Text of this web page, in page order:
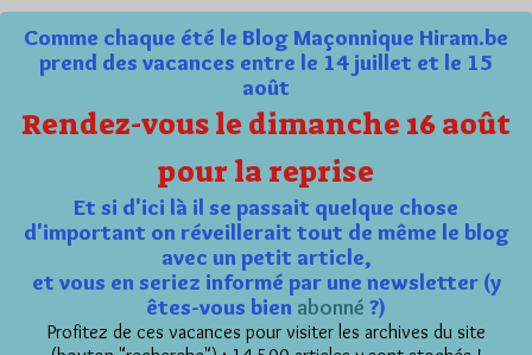
Comme chaque été le Blog Maçonnique Hiram.be
prend des vacances entre le 14 juillet et le 15
août
Rendez-vous le dimanche 16 août
pour la reprise
Et si d'ici là il se passait quelque chose
d'important on réveillerait tout de même le blog
avec un petit article,
et vous en seriez informé par une newsletter (y
êtes-vous bien abonné ?)
Profitez de ces vacances pour visiter les archives du site